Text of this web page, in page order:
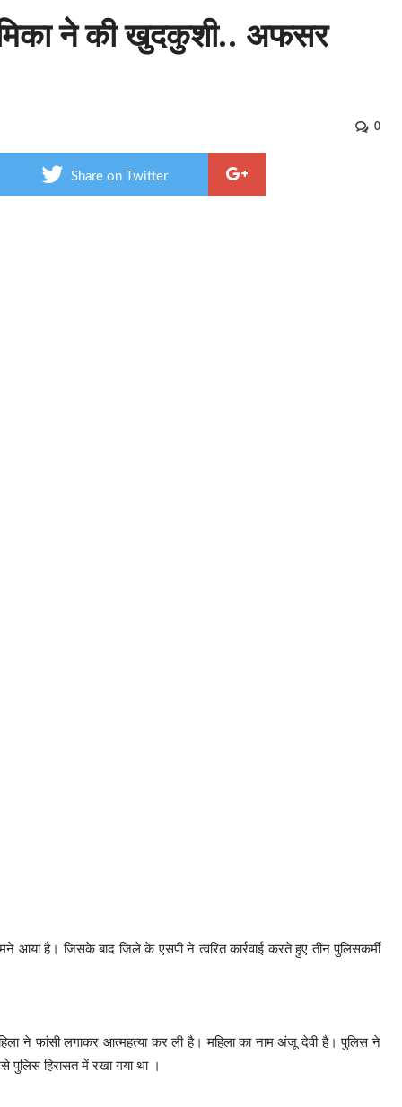
ने की खुदकुशी.. अफसर
0
Share on Twitter
आया है। जिसके बाद जिले के एसपी ने त्वरित कार्रवाई करते हुए तीन पुलिसकर्मी
ने फांसी लगाकर आत्महत्या कर ली है। महिला का नाम अंजू देवी है। पुलिस ने
पुलिस हिरासत में रखा गया था ।